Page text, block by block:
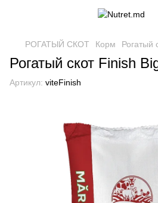
РОГАТЫЙ СКОТ Корм Рогатый
Рогатый скот Finish
Артикул: viteFinish